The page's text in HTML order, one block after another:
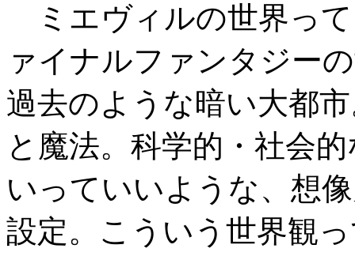
ミエヴィルの世界っ
ァイナルファンタジー
過去のような暗い大都
と魔法。科学的・社会
いっていいような、想
設定。こういう世界観